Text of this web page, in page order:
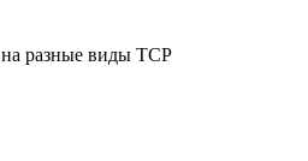
на разные виды ТСР